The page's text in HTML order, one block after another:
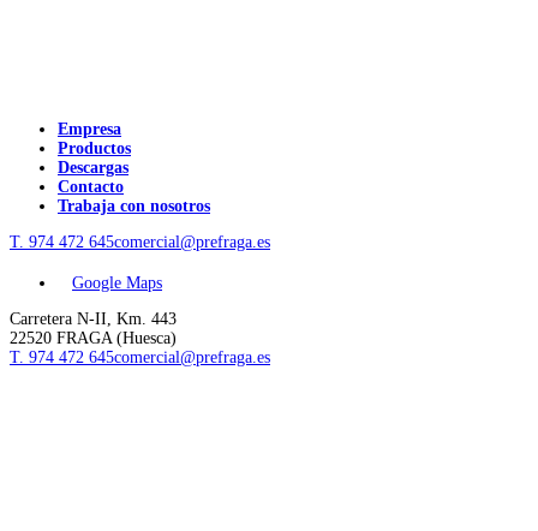
Empresa
Productos
Descargas
Contacto
Trabaja con nosotros
T. 974 472 645comercial@prefraga.es
Google Maps
Carretera N-II, Km. 443
22520 FRAGA (Huesca)
T. 974 472 645comercial@prefraga.es